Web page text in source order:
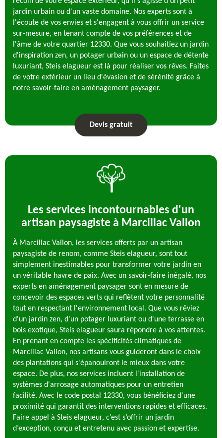
jardin urbain ou d'un vaste domaine. Nos experts sont à
l'écoute de vos envies et s'engagent à vous offrir un service
sur-mesure, en tenant compte de vos préférences et de
l'âme de votre quartier 12330. Que vous souhaitiez un jardin
d'inspiration zen, un potager urbain ou un espace de détente
luxuriant, Steis elagueur est là pour réaliser vos rêves. Faites
de votre extérieur un lieu d'évasion et de sérénité grâce à
notre savoir-faire en aménagement paysager.
Devis gratuit
Les services incontournables d'un
artisan paysagiste à Marcillac Vallon
À Marcillac Vallon, les services offerts par un artisan
paysagiste de renom, comme Steis elagueur, sont tout
simplement inestimables pour transformer votre jardin en
un véritable havre de paix. Avec un savoir-faire inégalé, nos
experts en aménagement paysager sont en mesure de
concevoir des espaces verts qui reflètent votre personnalité
tout en respectant l'environnement local. Que vous rêviez
d'un jardin zen, d'un potager luxuriant ou d'une terrasse en
bois exotique, Steis elagueur saura répondre à vos attentes.
En prenant en compte les spécificités climatiques de
Marcillac Vallon, nos artisans vous guideront dans le choix
des plantations qui s'épanouiront le mieux dans votre
espace. De plus, nos services incluent l'installation de
systèmes d'arrosage automatiques pour un entretien
facilité. Avec le code postal 12330, vous bénéficiez d'une
proximité qui garantit des interventions rapides et efficaces.
Faire appel à Steis elagueur, c’est s’offrir un jardin
d’exception, conçu et entretenu avec passion et expertise.